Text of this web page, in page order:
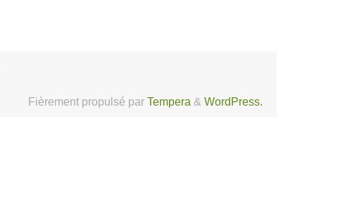
Fièrement propulsé par Tempera & WordPress.